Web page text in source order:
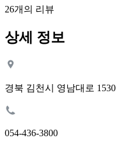
26개의 리뷰
상세 정보
경북 김천시 영남대로 1530
054-436-3800